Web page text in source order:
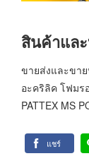
สินค้าแล
ขายส่งและขา
อะคริลิค โฟมร
PATTEX MS
แชร์